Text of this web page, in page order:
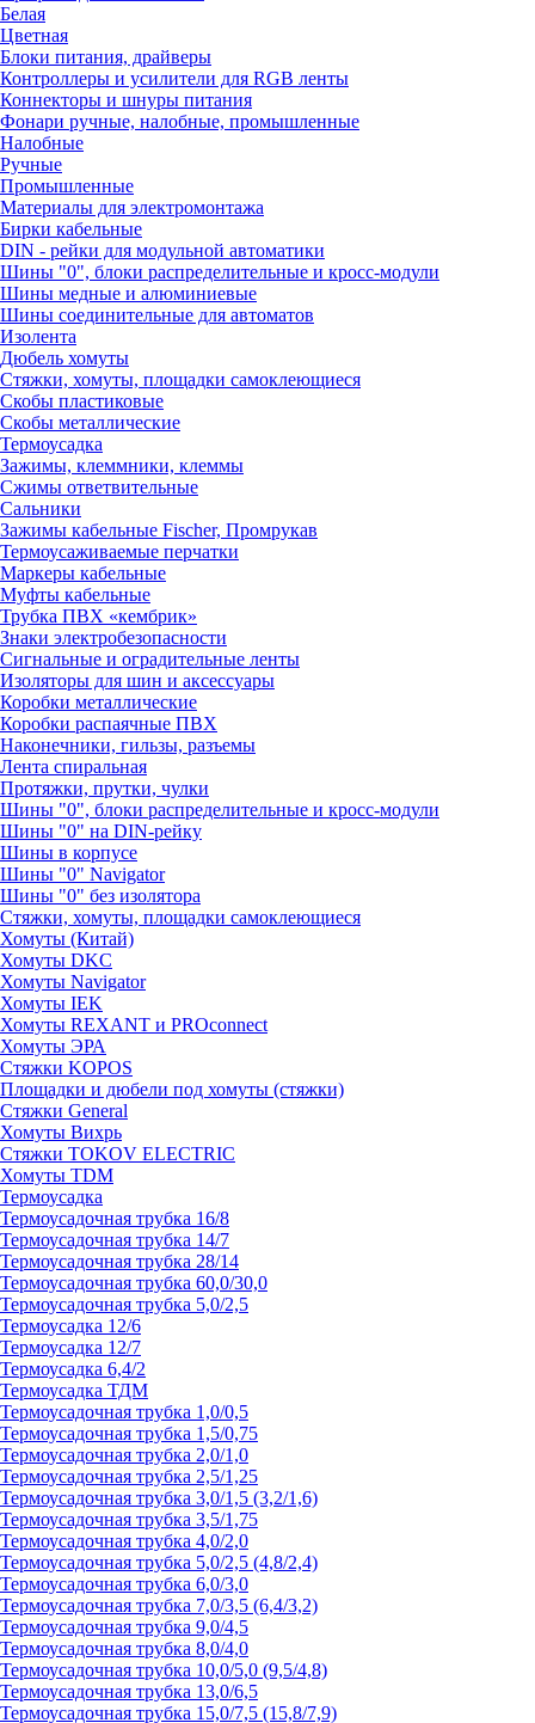
Белая
Цветная
Блоки питания, драйверы
Контроллеры и усилители для RGB ленты
Коннекторы и шнуры питания
Фонари ручные, налобные, промышленные
Налобные
Ручные
Промышленные
Материалы для электромонтажа
Бирки кабельные
DIN - рейки для модульной автоматики
Шины "0", блоки распределительные и кросс-модули
Шины медные и алюминиевые
Шины соединительные для автоматов
Изолента
Дюбель хомуты
Стяжки, хомуты, площадки самоклеющиеся
Скобы пластиковые
Скобы металлические
Термоусадка
Зажимы, клеммники, клеммы
Сжимы ответвительные
Сальники
Зажимы кабельные Fischer, Промрукав
Термоусаживаемые перчатки
Маркеры кабельные
Муфты кабельные
Трубка ПВХ «кембрик»
Знаки электробезопасности
Сигнальные и оградительные ленты
Изоляторы для шин и аксессуары
Коробки металлические
Коробки распаячные ПВХ
Наконечники, гильзы, разъемы
Лента спиральная
Протяжки, прутки, чулки
Шины "0", блоки распределительные и кросс-модули
Шины "0" на DIN-рейку
Шины в корпусе
Шины "0" Navigator
Шины "0" без изолятора
Стяжки, хомуты, площадки самоклеющиеся
Хомуты (Китай)
Хомуты DKC
Хомуты Navigator
Хомуты IEK
Хомуты REXANT и PROconnect
Хомуты ЭРА
Стяжки KOPOS
Площадки и дюбели под хомуты (стяжки)
Стяжки General
Хомуты Вихрь
Стяжки TOKOV ELECTRIC
Хомуты TDM
Термоусадка
Термоусадочная трубка 16/8
Термоусадочная трубка 14/7
Термоусадочная трубка 28/14
Термоусадочная трубка 60,0/30,0
Термоусадочная трубка 5,0/2,5
Термоусадка 12/6
Термоусадка 12/7
Термоусадка 6,4/2
Термоусадка ТДМ
Термоусадочная трубка 1,0/0,5
Термоусадочная трубка 1,5/0,75
Термоусадочная трубка 2,0/1,0
Термоусадочная трубка 2,5/1,25
Термоусадочная трубка 3,0/1,5 (3,2/1,6)
Термоусадочная трубка 3,5/1,75
Термоусадочная трубка 4,0/2,0
Термоусадочная трубка 5,0/2,5 (4,8/2,4)
Термоусадочная трубка 6,0/3,0
Термоусадочная трубка 7,0/3,5 (6,4/3,2)
Термоусадочная трубка 9,0/4,5
Термоусадочная трубка 8,0/4,0
Термоусадочная трубка 10,0/5,0 (9,5/4,8)
Термоусадочная трубка 13,0/6,5
Термоусадочная трубка 15,0/7,5 (15,8/7,9)